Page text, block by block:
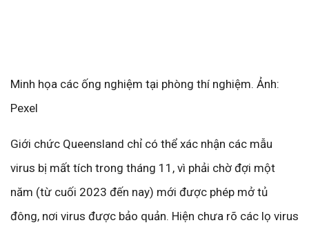
Minh họa các ống nghiệm tại phòng thí nghiệm. Ảnh:
Pexel
Giới chức Queensland chỉ có thể xác nhận các mẫu
virus bị mất tích trong tháng 11, vì phải chờ đợi một
năm (từ cuối 2023 đến nay) mới được phép mở tủ
đông, nơi virus được bảo quản. Hiện chưa rõ các lọ virus